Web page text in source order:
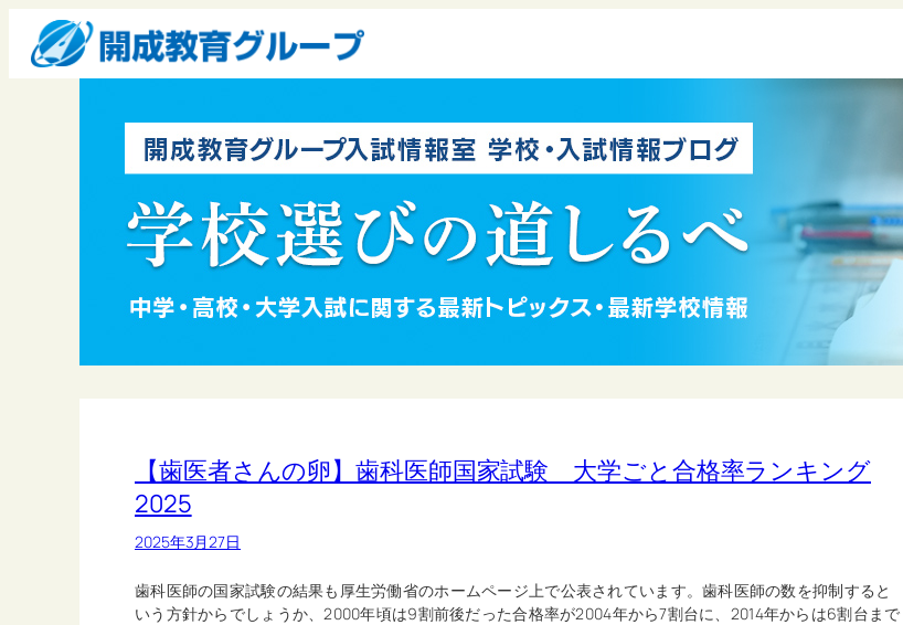
【歯医者さんの卵】歯科医師国家試験 大学ごと合格率ランキング
2025
2025年3月27日
歯科医師の国家試験の結果も厚生労働省のホームページ上で公表されています。歯科医師の数を抑制すると
いう方針からでしょうか、2000年頃は9割前後だった合格率が2004年から7割台に、2014年からは6割台まで